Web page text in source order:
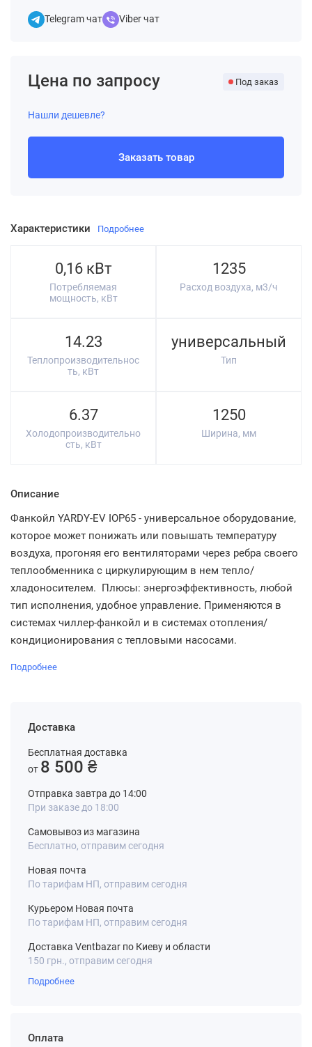
Telegram чат Viber чат
Характеристики Подробнее
0,16 кВт
Потребляемая
мощность, кВт
1235
Расход воздуха, м3/ч
14.23
Теплопроизводительнос
ть, кВт
универсальный
Тип
6.37
Холодопроизводительно
сть, кВт
1250
Ширина, мм
Описание
Фанкойл YARDY-EV IOP65 - универсальное оборудование,
которое может понижать или повышать температуру
воздуха, прогоняя его вентиляторами через ребра своего
теплообменника с циркулирующим в нем тепло/
хладоносителем. Плюсы: энергоэффективность, любой
тип исполнения, удобное управление. Применяются в
системах чиллер-фанкойл и в системах отопления/
кондиционирования с тепловыми насосами.
Подробнее
Доставка
Бесплатная доставка
от 8 500 ₴
Отправка завтра до 14:00
При заказе до 18:00
Самовывоз из магазина
Бесплатно, отправим сегодня
Новая почта
По тарифам НП, отправим сегодня
Курьером Новая почта
По тарифам НП, отправим сегодня
Доставка Ventbazar по Киеву и области
150 грн., отправим сегодня
Подробнее
Оплата
Цена по запросу Под заказ
Нашли дешевле?
Заказать товар